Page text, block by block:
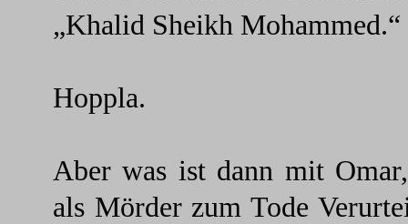
„Khalid Sheikh Mohammed.“
Hoppla.
Aber was ist dann mit
als Mörder zum Tode